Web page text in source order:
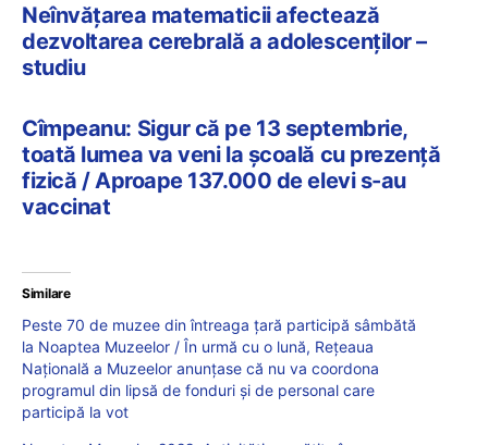
Neînvățarea matematicii afectează
dezvoltarea cerebrală a adolescenților –
studiu
Cîmpeanu: Sigur că pe 13 septembrie,
toată lumea va veni la școală cu prezență
fizică / Aproape 137.000 de elevi s-au
vaccinat
Similare
Peste 70 de muzee din întreaga țară participă sâmbătă
la Noaptea Muzeelor / În urmă cu o lună, Rețeaua
Națională a Muzeelor anunțase că nu va coordona
programul din lipsă de fonduri și de personal care
participă la vot